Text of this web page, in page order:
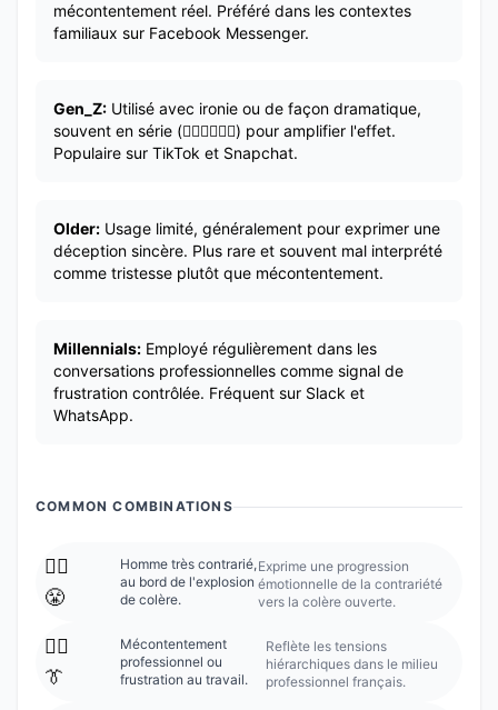
mécontentement réel. Préféré dans les contextes
familiaux sur Facebook Messenger.
Gen_Z: Utilisé avec ironie ou de façon dramatique,
souvent en série (🙍‍♂️🙍‍♂️🙍‍♂️) pour amplifier l'effet.
Populaire sur TikTok et Snapchat.
Older: Usage limité, généralement pour exprimer une
déception sincère. Plus rare et souvent mal interprété
comme tristesse plutôt que mécontentement.
Millennials: Employé régulièrement dans les
conversations professionnelles comme signal de
frustration contrôlée. Fréquent sur Slack et
WhatsApp.
COMMON COMBINATIONS
🙍‍♂️
😤
Homme très contrarié,
au bord de l'explosion
de colère.
Exprime une progression
émotionnelle de la contrariété
vers la colère ouverte.
🙍‍♂️
👔
Mécontentement
professionnel ou
frustration au travail.
Reflète les tensions
hiérarchiques dans le milieu
professionnel français.